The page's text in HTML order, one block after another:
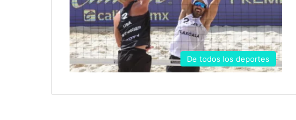
De todos los deportes